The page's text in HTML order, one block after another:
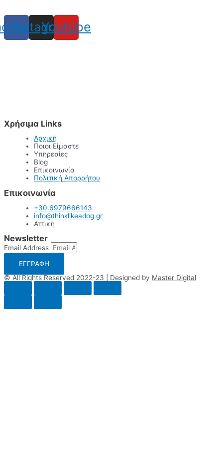
Instagram
Youtube
Χρήσιμα Links
Αρχική
Ποιοι Είμαστε
Υπηρεσίες
Blog
Επικοινωνία
Πολιτική Απορρήτου
Επικοινωνία
+30.6979666143
info@thinklikeadog.gr
Αττική
Newsletter
Email Address
ΕΓΓΡΑΦΗ
© All Rights Reserved 2022-23 | Designed by Master Digital